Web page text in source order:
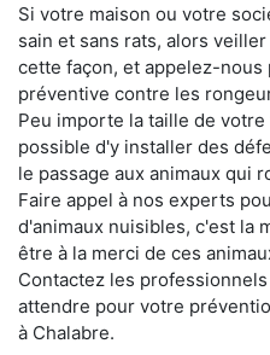
Si votre maison ou votre
sain et sans rats, alors
cette façon, et appelez-nous
préventive contre les
Peu importe la taille de
possible d'y installer des
le passage aux animaux qui
Faire appel à nos experts
d'animaux nuisibles, c'est la
être à la merci de ces
Contactez les
attendre pour votre
à Chalabre.